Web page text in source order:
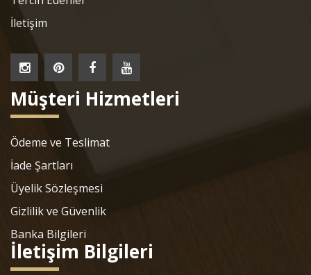
İletişim
Müşteri Hizmetleri
Ödeme ve Teslimat
İade Şartları
Üyelik Sözleşmesi
Gizlilik ve Güvenlik
Banka Bilgileri
İletişim Bilgileri